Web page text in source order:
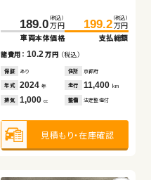
189.0 （税込）
万円
車両本体価格
199.2 （税込）
万円
支払総額
諸費用： 10.2万円 （税込）
保証 あり 住所 京都府
年式 2024年 走行 11,400 km
排気 1,000cc 整備 法定整備付
見積もり・在庫確認
諸費用：9.2 万円（税込）
あり
年式 2013年 走行
排気 660 整備 法定整備付
見積もり・在庫確認
108.4 （税込）
万円
車両本体価格
119.8 （税込）
万円
支払総額
諸費用： 11.4万円 （税込）
保証 あり 住所 埼玉県
年式 2017年 走行 120,200km
排気 1,800cc 整備 法定整備付
見積もり・在庫確認